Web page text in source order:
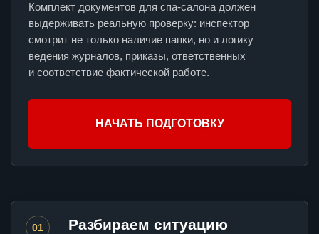
Комплект документов для спа-салона должен
выдерживать реальную проверку: инспектор
смотрит не только наличие папки, но и логику
ведения журналов, приказы, ответственных
и соответствие фактической работе.
НАЧАТЬ ПОДГОТОВКУ
01 Разбираем ситуацию